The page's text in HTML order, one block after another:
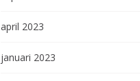
april 2023
januari 2023